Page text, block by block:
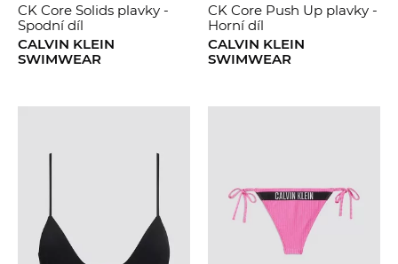
CK Core Solids plavky -
Spodní díl
CALVIN KLEIN
SWIMWEAR
CK Core Push Up plavky -
Horní díl
CALVIN KLEIN
SWIMWEAR